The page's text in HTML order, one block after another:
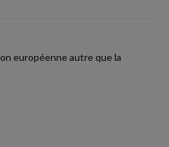
européenne autre que la